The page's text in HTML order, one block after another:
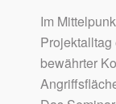
Im
bewährter